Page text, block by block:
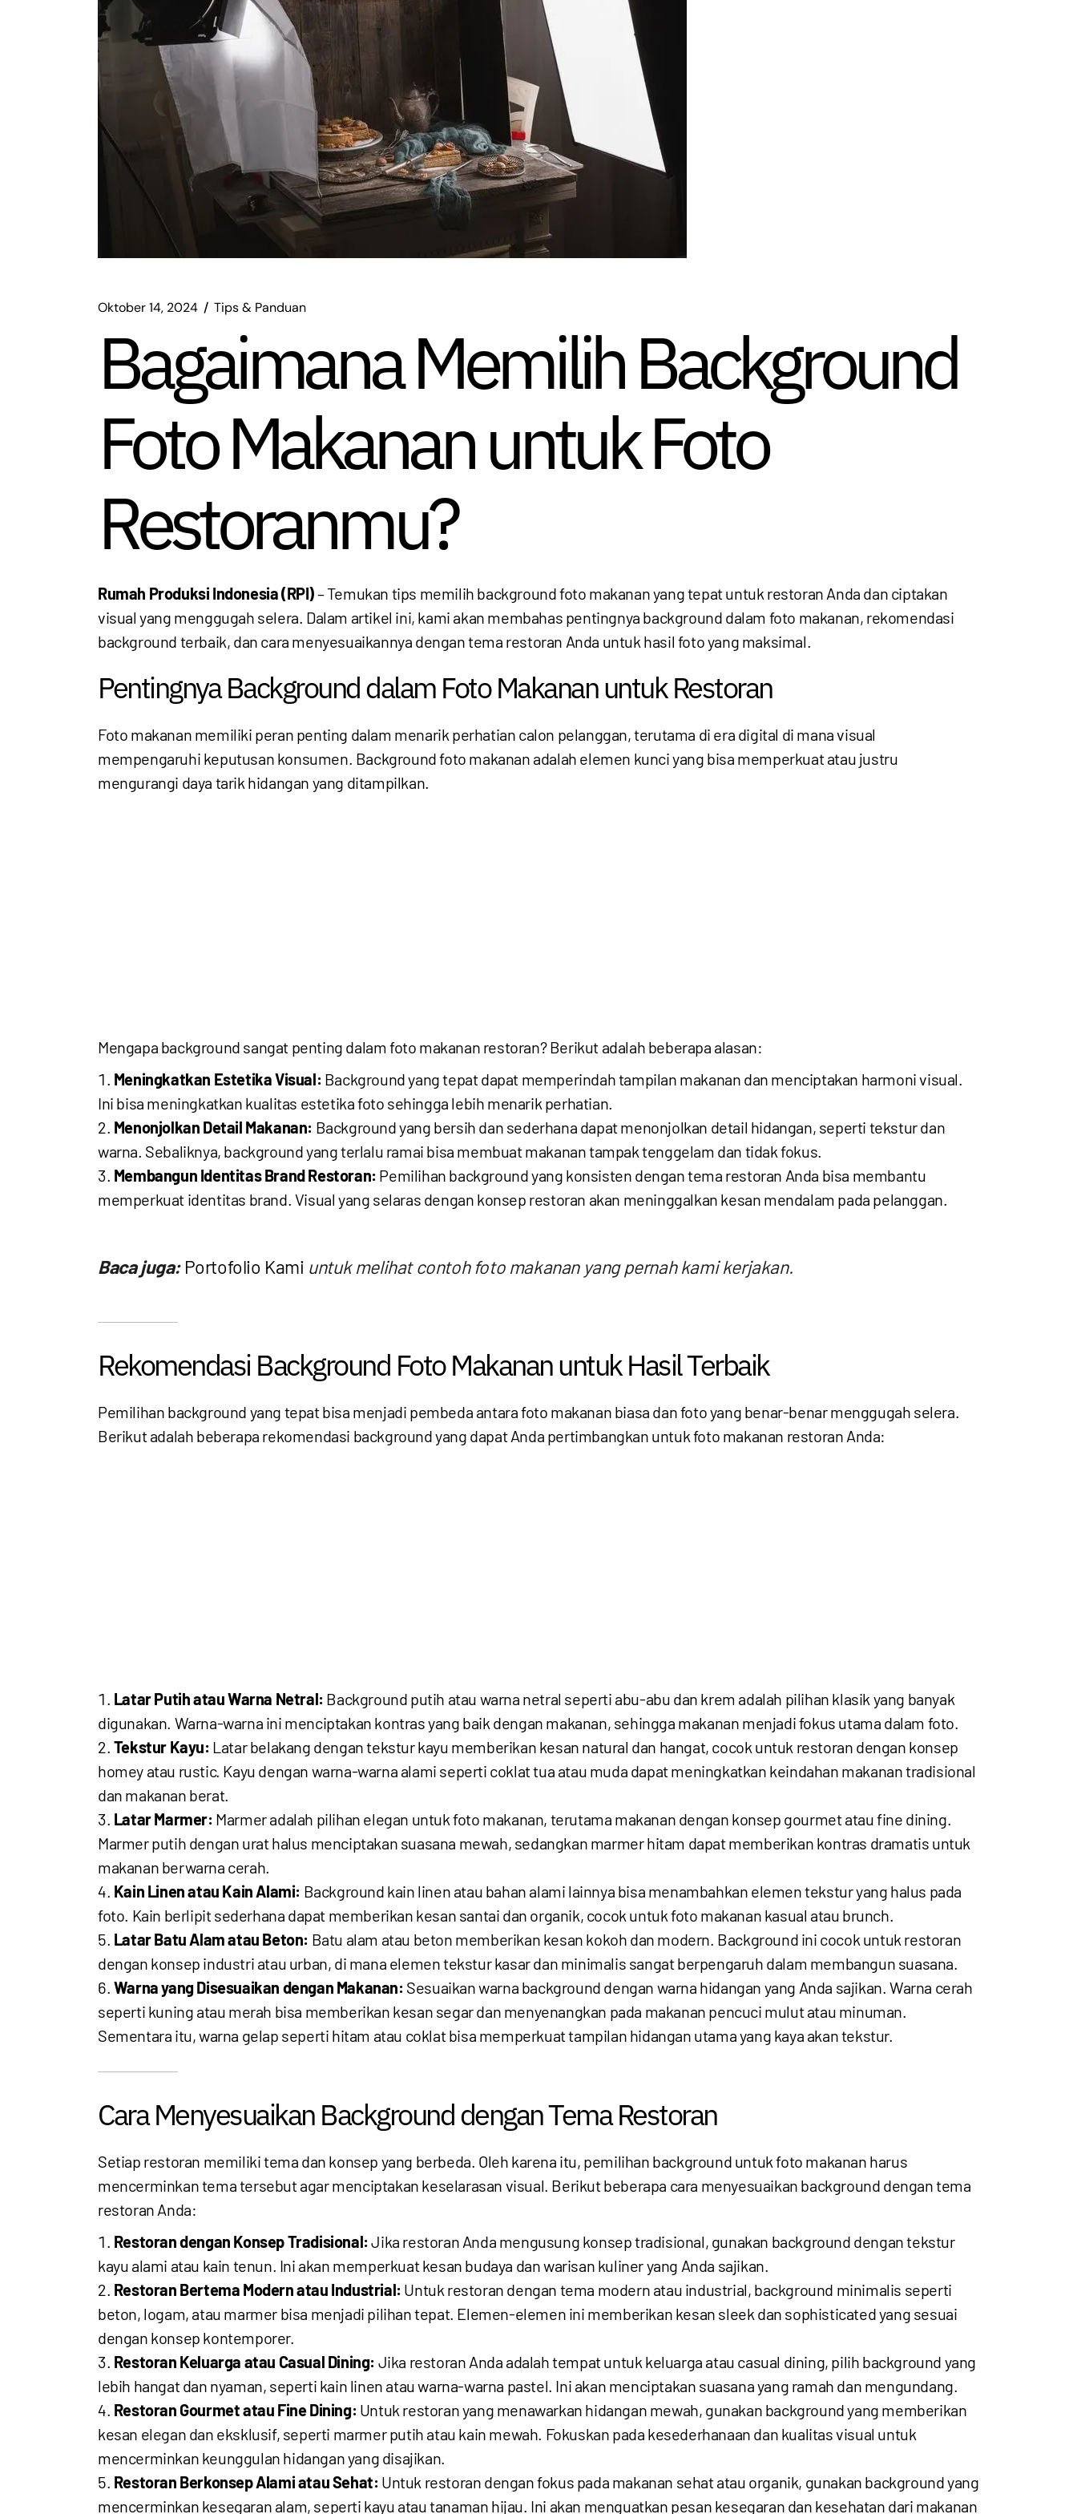
Oktober 14, 2024 Tips & Panduan
Bagaimana Memilih Background
Foto Makanan untuk Foto
Restoranmu?
Rumah Produksi Indonesia (RPI)– Temukan tips memilih background foto makanan yang tepat untuk restoran Anda dan ciptakan
visual yang menggugah selera. Dalam artikel ini, kami akan membahas pentingnya background dalam foto makanan, rekomendasi
background terbaik, dan cara menyesuaikannya dengan tema restoran Anda untuk hasil foto yang maksimal.
Pentingnya Background dalam Foto Makanan untuk Restoran
Foto makanan memiliki peran penting dalam menarik perhatian calon pelanggan, terutama di era digital di mana visual
mempengaruhi keputusan konsumen. Background foto makanan adalah elemen kunci yang bisa memperkuat atau justru
mengurangi daya tarik hidangan yang ditampilkan.
Mengapa background sangat penting dalam foto makanan restoran? Berikut adalah beberapa alasan:
Meningkatkan Estetika Visual: Background yang tepat dapat memperindah tampilan makanan dan menciptakan harmoni visual.
Ini bisa meningkatkan kualitas estetika foto sehingga lebih menarik perhatian.
Menonjolkan Detail Makanan: Background yang bersih dan sederhana dapat menonjolkan detail hidangan, seperti tekstur dan
warna. Sebaliknya, background yang terlalu ramai bisa membuat makanan tampak tenggelam dan tidak fokus.
Membangun Identitas Brand Restoran: Pemilihan background yang konsisten dengan tema restoran Anda bisa membantu
memperkuat identitas brand. Visual yang selaras dengan konsep restoran akan meninggalkan kesan mendalam pada pelanggan.
Baca juga: Portofolio Kami untuk melihat contoh foto makanan yang pernah kami kerjakan.
Rekomendasi Background Foto Makanan untuk Hasil Terbaik
Pemilihan background yang tepat bisa menjadi pembeda antara foto makanan biasa dan foto yang benar-benar menggugah selera.
Berikut adalah beberapa rekomendasi background yang dapat Anda pertimbangkan untuk foto makanan restoran Anda:
Latar Putih atau Warna Netral: Background putih atau warna netral seperti abu-abu dan krem adalah pilihan klasik yang banyak
digunakan. Warna-warna ini menciptakan kontras yang baik dengan makanan, sehingga makanan menjadi fokus utama dalam foto.
Tekstur Kayu: Latar belakang dengan tekstur kayu memberikan kesan natural dan hangat, cocok untuk restoran dengan konsep
homey atau rustic. Kayu dengan warna-warna alami seperti coklat tua atau muda dapat meningkatkan keindahan makanan tradisional
dan makanan berat.
Latar Marmer: Marmer adalah pilihan elegan untuk foto makanan, terutama makanan dengan konsep gourmet atau fine dining.
Marmer putih dengan urat halus menciptakan suasana mewah, sedangkan marmer hitam dapat memberikan kontras dramatis untuk
makanan berwarna cerah.
Kain Linen atau Kain Alami: Background kain linen atau bahan alami lainnya bisa menambahkan elemen tekstur yang halus pada
foto. Kain berlipit sederhana dapat memberikan kesan santai dan organik, cocok untuk foto makanan kasual atau brunch.
Latar Batu Alam atau Beton: Batu alam atau beton memberikan kesan kokoh dan modern. Background ini cocok untuk restoran
dengan konsep industri atau urban, di mana elemen tekstur kasar dan minimalis sangat berpengaruh dalam membangun suasana.
Warna yang Disesuaikan dengan Makanan: Sesuaikan warna background dengan warna hidangan yang Anda sajikan. Warna cerah
seperti kuning atau merah bisa memberikan kesan segar dan menyenangkan pada makanan pencuci mulut atau minuman.
Sementara itu, warna gelap seperti hitam atau coklat bisa memperkuat tampilan hidangan utama yang kaya akan tekstur.
Cara Menyesuaikan Background dengan Tema Restoran
Setiap restoran memiliki tema dan konsep yang berbeda. Oleh karena itu, pemilihan background untuk foto makanan harus
mencerminkan tema tersebut agar menciptakan keselarasan visual. Berikut beberapa cara menyesuaikan background dengan tema
restoran Anda:
Restoran dengan Konsep Tradisional:Jika restoran Anda mengusung konsep tradisional, gunakan background dengan tekstur
kayu alami atau kain tenun. Ini akan memperkuat kesan budaya dan warisan kuliner yang Anda sajikan.
Restoran Bertema Modern atau Industrial: Untuk restoran dengan tema modern atau industrial, background minimalis seperti
beton, logam, atau marmer bisa menjadi pilihan tepat. Elemen-elemen ini memberikan kesan sleek dan sophisticated yang sesuai
dengan konsep kontemporer.
Restoran Keluarga atau Casual Dining: Jika restoran Anda adalah tempat untuk keluarga atau casual dining, pilih background yang
lebih hangat dan nyaman, seperti kain linen atau warna-warna pastel. Ini akan menciptakan suasana yang ramah dan mengundang.
Restoran Gourmet atau Fine Dining: Untuk restoran yang menawarkan hidangan mewah, gunakan background yang memberikan
kesan elegan dan eksklusif, seperti marmer putih atau kain mewah. Fokuskan pada kesederhanaan dan kualitas visual untuk
mencerminkan keunggulan hidangan yang disajikan.
Restoran Berkonsep Alami atau Sehat: Untuk restoran dengan fokus pada makanan sehat atau organik, gunakan background yang
mencerminkan kesegaran alam, seperti kayu atau tanaman hijau. Ini akan menguatkan pesan kesegaran dan kesehatan dari makanan